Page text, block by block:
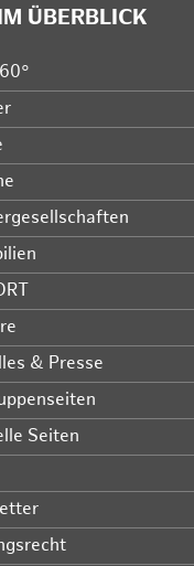
ÜBERBLICK
& Presse
Seiten